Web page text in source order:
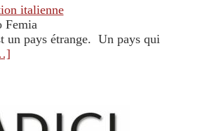
italienne
Femia
un pays étrange. Un pays qui